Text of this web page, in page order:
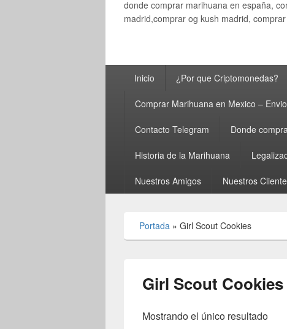
donde comprar marihuana en españa,
madrid,comprar og kush madrid,
principalInicio ¿Por que Criptomonedas?
Comprar Marihuana en Mexico –
Contacto Telegram Donde
Historia de la Marihuana
Nuestros Amigos Nuestros
Portada » Girl Scout Cookies
Girl Scout Cookies
Mostrando el único resultado